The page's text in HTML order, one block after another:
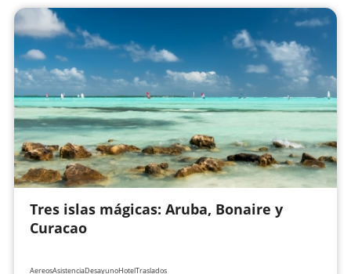
Tres islas mágicas: Aruba, Bonaire y
Curacao
AereosAsistenciaDesayunoHotelTraslados